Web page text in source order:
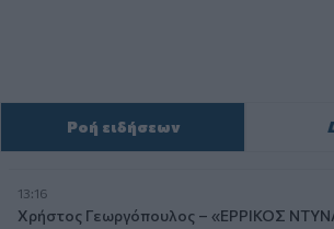
Ροή ειδήσεων
13:16
Χρήστος Γεωργόπουλος – «ΕΡΡΙΚΟΣ